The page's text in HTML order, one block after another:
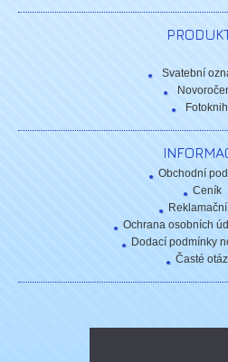
Svatební
Obchodní
Ceník
Reklamační
Ochrana osobních
Dodací podmínky
Časté